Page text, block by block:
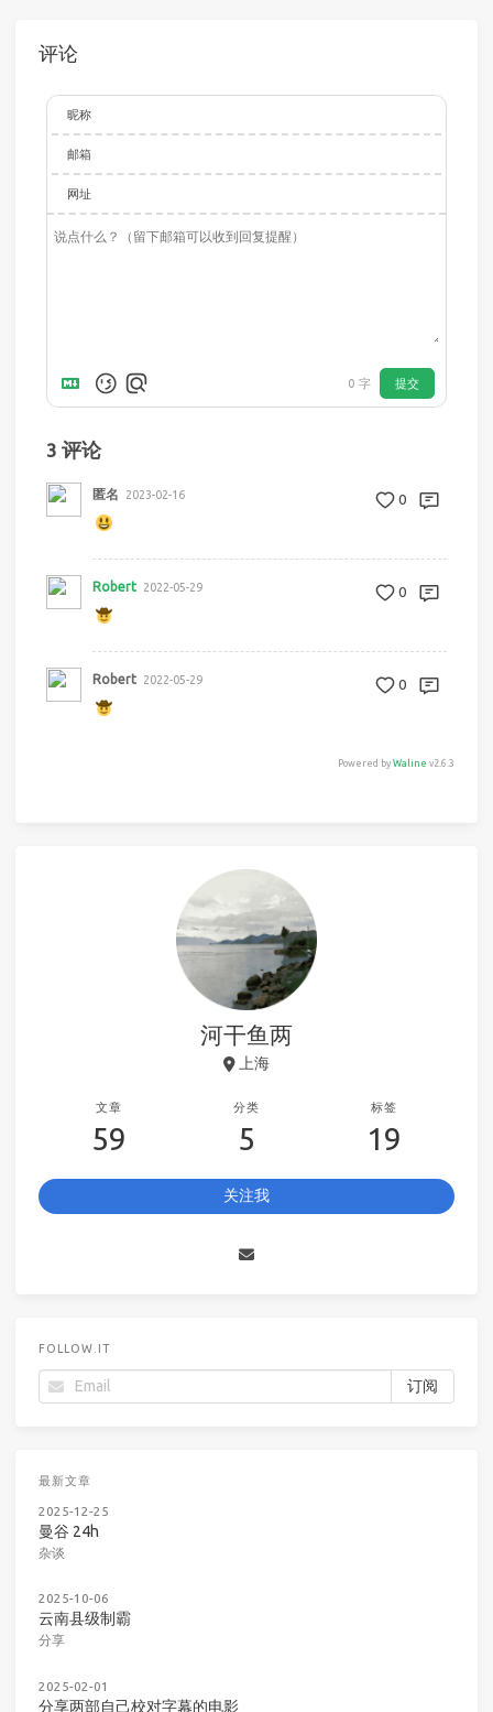
评论
昵称
邮箱
网址
0 字 提交
3 评论
匿名 2023-02-16 0
Robert 2022-05-29 0
Robert 2022-05-29 0
Powered by Waline v2.6.3
河干鱼两
上海
文章
59
分类
5
标签
19
关注我
FOLLOW.IT
最新文章
2025-12-25
曼谷 24h
杂谈
2025-10-06
云南县级制霸
分享
2025-02-01
分享两部自己校对字幕的电影